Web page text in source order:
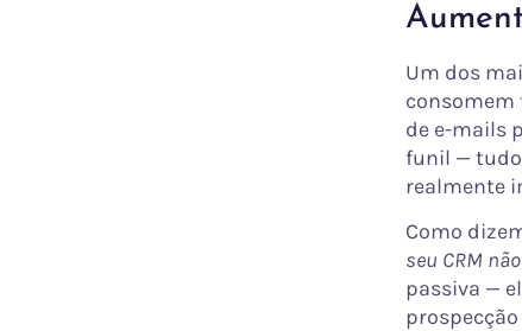
Um dos
consomem
de e-mails
funil — tudo
realmente
Como
seu CRM
passiva —